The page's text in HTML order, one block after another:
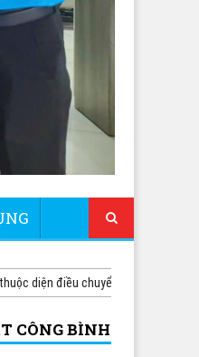
diện điều chuyển nội bộ có phải tham
CÔNG BÌNH